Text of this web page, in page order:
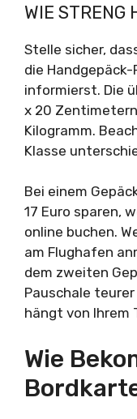
WIE STRENG
Stelle sicher,
die
informierst. Die
x 20
Kilogramm.
Klasse
Bei einem
17 Euro sparen,
online buchen.
am Flughafen
dem zweiten
Pauschale
hängt von Ihrem
Wie